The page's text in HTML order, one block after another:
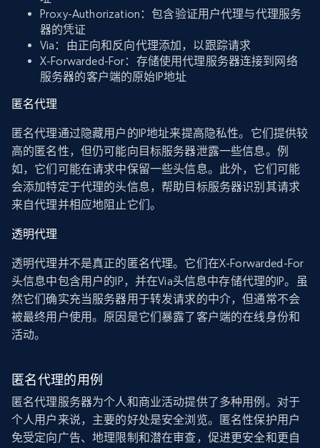
Proxy-Authorization：包含验证用户代理与代理服务
器的凭证
Via：由正向和反向代理添加，以跟踪请求
X-Forwarded-For：存储使用代理服务器连接到网络
服务器的客户端的原始IP地址
匿名代理
匿名代理通过隐藏用户的IP地址来提高隐私性。它们提供较
高的匿名性，但仍可能向目标服务器泄露一些信息。例
如，它们可能在请求中保留一些头信息。此外，它们可能
会添加特定于代理的头信息，帮助目标服务器识别其请求
来自代理并相应地阻止它们。
透明代理
透明代理并不是真正的匿名代理。它们在X-Forwarded-For
头信息中包含用户的IP，并在Via头信息中存储代理的IP。虽
然它们确实充当服务器用于转发请求的中介，但通常不会
被最终用户使用。原因是它们暴露了客户端的在线身份和
活动。
匿名代理的用例
匿名代理服务器为个人和商业活动提供了多种用例。对于
个人用户来说，主要的好处是安全浏览。匿名性保护用户
免受定向广告、地理限制和潜在审查，促进更安全和更自